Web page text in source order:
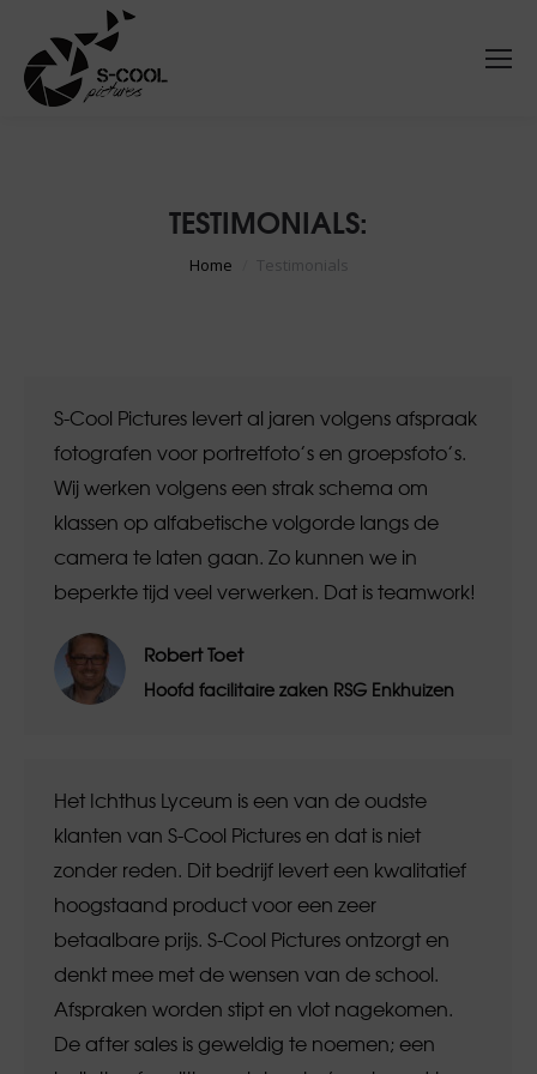
TESTIMONIALS:
Je bent hier:
Home Testimonials
S-Cool Pictures levert al jaren volgens afspraak
fotografen voor portretfoto’s en groepsfoto’s.
Wij werken volgens een strak schema om
klassen op alfabetische volgorde langs de
camera te laten gaan. Zo kunnen we in
beperkte tijd veel verwerken. Dat is teamwork!
Robert Toet
Hoofd facilitaire zaken RSG Enkhuizen
Het Ichthus Lyceum is een van de oudste
klanten van S-Cool Pictures en dat is niet
zonder reden. Dit bedrijf levert een kwalitatief
hoogstaand product voor een zeer
betaalbare prijs. S-Cool Pictures ontzorgt en
denkt mee met de wensen van de school.
Afspraken worden stipt en vlot nagekomen.
De after sales is geweldig te noemen; een